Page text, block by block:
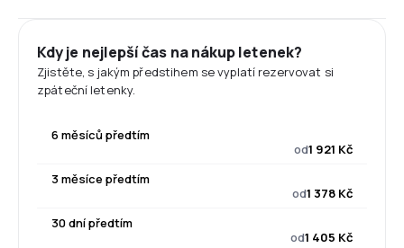
Kdy je nejlepší čas na nákup letenek?
Zjistěte, s jakým předstihem se vyplatí rezervovat si
zpáteční letenky.
6 měsíců předtím
od1 921 Kč
3 měsíce předtím
od1 378 Kč
30 dní předtím
od1 405 Kč